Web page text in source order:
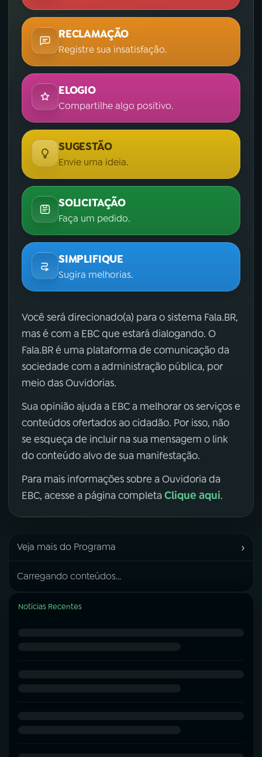
RECLAMAÇÃO
Registre sua insatisfação.
ELOGIO
Compartilhe algo positivo.
SUGESTÃO
Envie uma ideia.
SOLICITAÇÃO
Faça um pedido.
SIMPLIFIQUE
Sugira melhorias.
Você será direcionado(a) para o sistema Fala.BR,
mas é com a EBC que estará dialogando. O
Fala.BR é uma plataforma de comunicação da
sociedade com a administração pública, por
meio das Ouvidorias.
Sua opinião ajuda a EBC a melhorar os serviços e
conteúdos ofertados ao cidadão. Por isso, não
se esqueça de incluir na sua mensagem o link
do conteúdo alvo de sua manifestação.
Para mais informações sobre a Ouvidoria da
EBC, acesse a página completa Clique aqui.
Veja mais do Programa ›
Carregando conteúdos...
Notícias Recentes